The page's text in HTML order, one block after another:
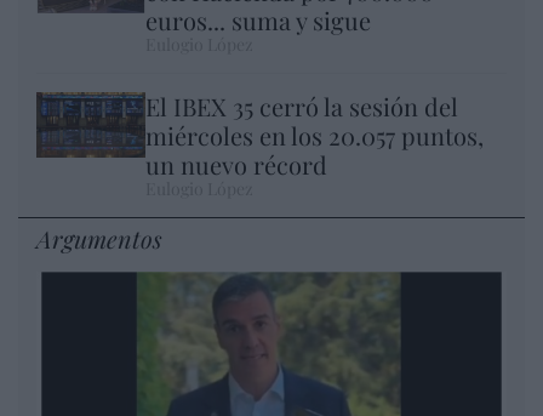
euros... suma y sigue
El IBEX 35 cerró la sesión del
miércoles en los 20.057 puntos,
un nuevo récord
Argumentos